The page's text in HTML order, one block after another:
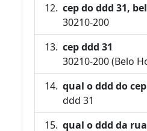
cep do ddd 31,
30210-200
cep ddd 31
30210-200 (Belo
qual o ddd do cep
ddd 31
qual o ddd da